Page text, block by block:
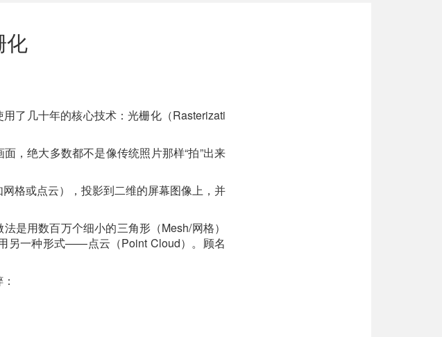
化
了几十年的核心技术：光栅化（Rasterizati
，绝大多数都不是像传统照片那样“拍”出来
格或点云），投影到二维的屏幕图像上，并
是用数百万个细小的三角形（Mesh/网格）
另一种形式——点云（Point Cloud）。顾名